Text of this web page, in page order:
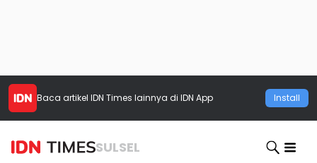
Baca artikel IDN Times lainnya di IDN App Install
SULSEL